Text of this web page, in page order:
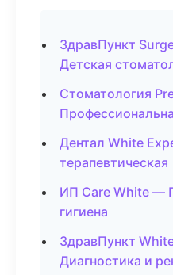
ЗдравПункт
Детская
Стоматология
Дентал White
терапевтическая
ИП Care White —
гигиена
ЗдравПункт
Диагностика и